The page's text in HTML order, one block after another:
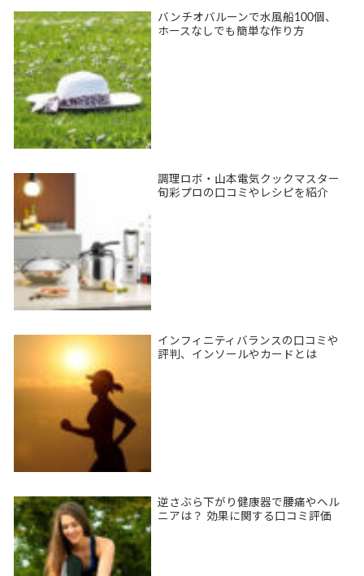
バンチオバルーンで水風船100個、
ホースなしでも簡単な作り方
調理ロボ・山本電気クックマスター
旬彩プロの口コミやレシピを紹介
インフィニティバランスの口コミや
評判、インソールやカードとは
逆さぶら下がり健康器で腰痛やヘル
ニアは？ 効果に関する口コミ評価